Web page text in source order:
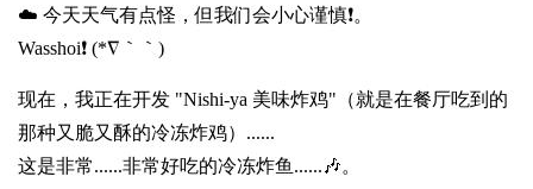
☁️ 今天天气有点怪，但我们会小心谨慎❗。
Wasshoi❗ (*∇｀｀)
现在，我正在开发 "Nishi-ya 美味炸鸡"（就是在餐厅吃到的
那种又脆又酥的冷冻炸鸡）......
这是非常......非常好吃的冷冻炸鱼......🎶。